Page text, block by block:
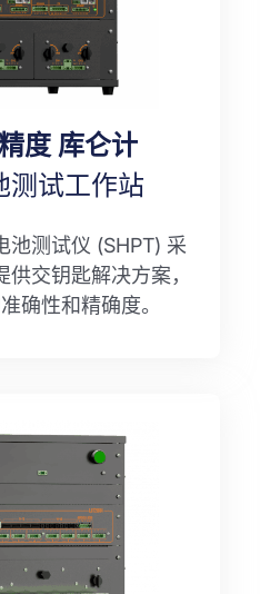
度 库仑计
测试工作站
池测试仪 (SHPT) 采
交钥匙解决方案，
确性和精确度。